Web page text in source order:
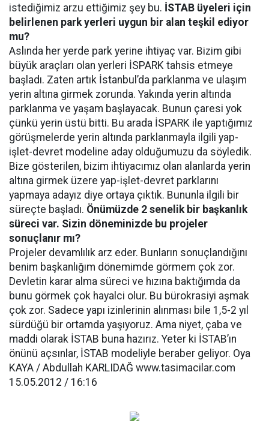
istediğimiz arzu ettiğimiz şey bu. İSTAB üyeleri için
belirlenen park yerleri uygun bir alan teşkil ediyor
mu?
Aslında her yerde park yerine ihtiyaç var. Bizim gibi
büyük araçları olan yerleri İSPARK tahsis etmeye
başladı. Zaten artık İstanbul’da parklanma ve ulaşım
yerin altına girmek zorunda. Yakında yerin altında
parklanma ve yaşam başlayacak. Bunun çaresi yok
çünkü yerin üstü bitti. Bu arada İSPARK ile yaptığımız
görüşmelerde yerin altında parklanmayla ilgili yap-
işlet-devret modeline aday olduğumuzu da söyledik.
Bize gösterilen, bizim ihtiyacımız olan alanlarda yerin
altına girmek üzere yap-işlet-devret parklarını
yapmaya adayız diye ortaya çıktık. Bununla ilgili bir
süreçte başladı. Önümüzde 2 senelik bir başkanlık
süreci var. Sizin döneminizde bu projeler
sonuçlanır mı?
Projeler devamlılık arz eder. Bunların sonuçlandığını
benim başkanlığım dönemimde görmem çok zor.
Devletin karar alma süreci ve hızına baktığımda da
bunu görmek çok hayalci olur. Bu bürokrasiyi aşmak
çok zor. Sadece yapı izinlerinin alınması bile 1,5-2 yıl
sürdüğü bir ortamda yaşıyoruz. Ama niyet, çaba ve
maddi olarak İSTAB buna hazırız. Yeter ki İSTAB’ın
önünü açsınlar, İSTAB modeliyle beraber geliyor. Oya
KAYA / Abdullah KARLIDAĞ www.tasimacilar.com
15.05.2012 / 16:16